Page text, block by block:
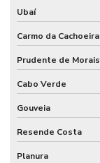
Ubaí
Carmo da Cachoeira
Prudente de Morais
Cabo Verde
Gouveia
Resende Costa
Planura